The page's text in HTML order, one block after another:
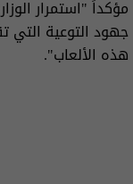
مؤكداً "استمرار
جهود التوعية التي
هذه الألعاب".